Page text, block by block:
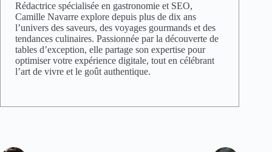
Rédactrice spécialisée en gastronomie et SEO,
Camille Navarre explore depuis plus de dix ans
l’univers des saveurs, des voyages gourmands et des
tendances culinaires. Passionnée par la découverte de
tables d’exception, elle partage son expertise pour
optimiser votre expérience digitale, tout en célébrant
l’art de vivre et le goût authentique.